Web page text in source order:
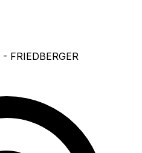
FRIEDBERGER